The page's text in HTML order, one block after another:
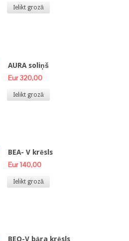
Ielikt grozā
AURA soliņš
Eur 320,00
Ielikt grozā
BEA- V krēsls
Eur 140,00
Ielikt grozā
BEO-V bāra krēsls